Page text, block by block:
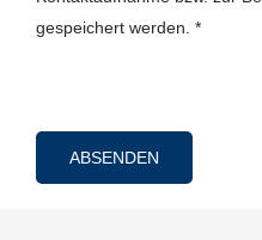
gespeichert werden. *